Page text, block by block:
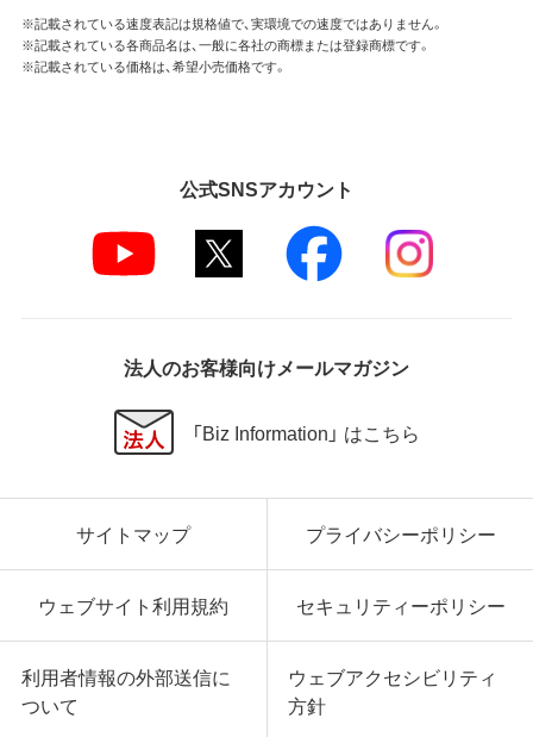
す。
第4条 保証
弊社は、データの消失、業務の中断、逸失利益、精神的
損害等を含め、本ソフトウェアの使用または使用不能
に起因する直接的、間接的、特別、偶発的、結果的、そ
第6条 輸出規制
本契約の締結により、お客様は下記事項に同意するも
国輸出管理関連法規等に基づく輸出規制の対象とな
を遵守し、かかる法規の定めるところにより必要な手
続きを行うこと。
お客様が現時点で外国為替及び外国貿易法および米
国輸出管理関連法規等により本ソフトウェアのダウ
ンロードについて規制を受けていない者であるこ
※記載されている速度表記は規格値で、実環境での速度ではありません。
※記載されている各商品名は、一般に各社の商標または登録商標です。
※記載されている価格は、希望小売価格です。
公式SNSアカウント
法人のお客様向けメールマガジン
「Biz Information」 はこちら
サイトマップ プライバシーポリシー
ウェブサイト利用規約 セキュリティーポリシー
利用者情報の外部送信に
ついて
ウェブアクセシビリティ
方針